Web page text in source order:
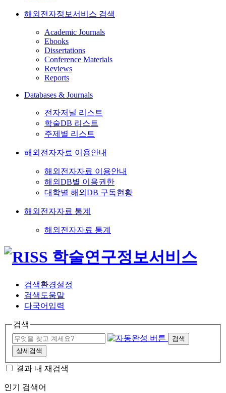
해외전자정보서비스 검색
Academic Journals
Ebooks
Dissertations
Conference Materials
Reviews
Reports
Databases & Journals
전자저널 리스트
학술DB 리스트
주제별 리스트
해외전자자료 이용안내
해외전자자료 이용안내
해외DB별 이용권한
대학별 해외DB 구독현황
해외전자자료 통계
해외전자자료 통계
검색환경설정
검색도움말
다국어입력
검색
검색
상세검색
결과 내 재검색
인기 검색어